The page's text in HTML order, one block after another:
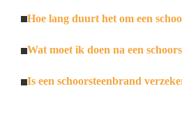
Hoe lang duurt het om een
Wat moet ik doen na een
Is een schoorsteenbrand